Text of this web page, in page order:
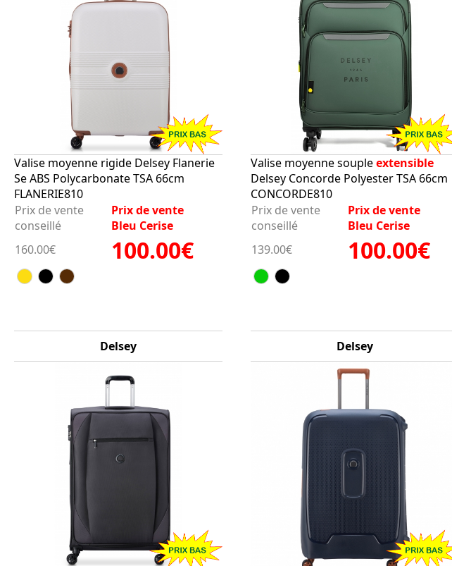
Valise moyenne rigide Delsey Flanerie
Se ABS Polycarbonate TSA 66cm
FLANERIE810
Prix de vente
conseillé
Prix de vente
Bleu Cerise
160.00€
100.00€
Valise moyenne soupleextensible
Delsey Concorde Polyester TSA 66cm
CONCORDE810
Prix de vente
conseillé
Prix de vente
Bleu Cerise
139.00€
100.00€
Delsey Delsey